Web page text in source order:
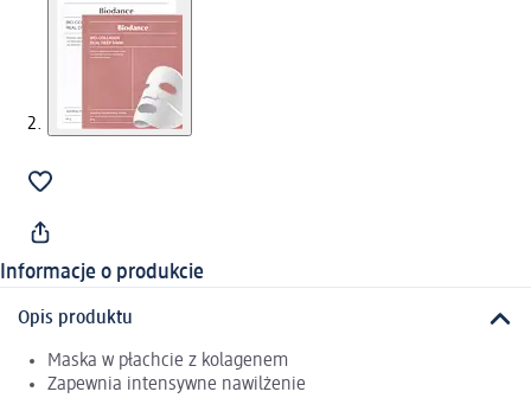
Informacje o produkcie
Opis produktu
Maska w płachcie z kolagenem
Zapewnia intensywne nawilżenie